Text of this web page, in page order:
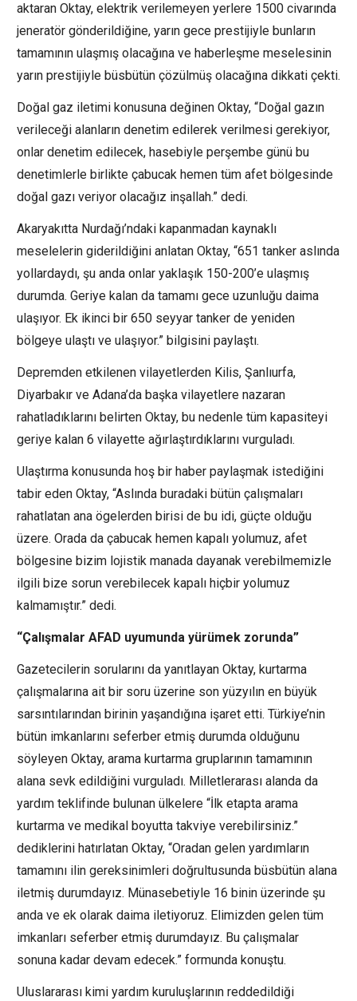
aktaran Oktay, elektrik verilemeyen yerlere 1500 civarında
jeneratör gönderildiğine, yarın gece prestijiyle bunların
tamamının ulaşmış olacağına ve haberleşme meselesinin
yarın prestijiyle büsbütün çözülmüş olacağına dikkati çekti.
Doğal gaz iletimi konusuna değinen Oktay, “Doğal gazın
verileceği alanların denetim edilerek verilmesi gerekiyor,
onlar denetim edilecek, hasebiyle perşembe günü bu
denetimlerle birlikte çabucak hemen tüm afet bölgesinde
doğal gazı veriyor olacağız inşallah.” dedi.
Akaryakıtta Nurdağı’ndaki kapanmadan kaynaklı
meselelerin giderildiğini anlatan Oktay, “651 tanker aslında
yollardaydı, şu anda onlar yaklaşık 150-200’e ulaşmış
durumda. Geriye kalan da tamamı gece uzunluğu daima
ulaşıyor. Ek ikinci bir 650 seyyar tanker de yeniden
bölgeye ulaştı ve ulaşıyor.” bilgisini paylaştı.
Depremden etkilenen vilayetlerden Kilis, Şanlıurfa,
Diyarbakır ve Adana’da başka vilayetlere nazaran
rahatladıklarını belirten Oktay, bu nedenle tüm kapasiteyi
geriye kalan 6 vilayette ağırlaştırdıklarını vurguladı.
Ulaştırma konusunda hoş bir haber paylaşmak istediğini
tabir eden Oktay, “Aslında buradaki bütün çalışmaları
rahatlatan ana ögelerden birisi de bu idi, güçte olduğu
üzere. Orada da çabucak hemen kapalı yolumuz, afet
bölgesine bizim lojistik manada dayanak verebilmemizle
ilgili bize sorun verebilecek kapalı hiçbir yolumuz
kalmamıştır.” dedi.
“Çalışmalar AFAD uyumunda yürümek zorunda”
Gazetecilerin sorularını da yanıtlayan Oktay, kurtarma
çalışmalarına ait bir soru üzerine son yüzyılın en büyük
sarsıntılarından birinin yaşandığına işaret etti. Türkiye’nin
bütün imkanlarını seferber etmiş durumda olduğunu
söyleyen Oktay, arama kurtarma gruplarının tamamının
alana sevk edildiğini vurguladı. Milletlerarası alanda da
yardım teklifinde bulunan ülkelere “İlk etapta arama
kurtarma ve medikal boyutta takviye verebilirsiniz.”
dediklerini hatırlatan Oktay, “Oradan gelen yardımların
tamamını ilin gereksinimleri doğrultusunda büsbütün alana
iletmiş durumdayız. Münasebetiyle 16 binin üzerinde şu
anda ve ek olarak daima iletiyoruz. Elimizden gelen tüm
imkanları seferber etmiş durumdayız. Bu çalışmalar
sonuna kadar devam edecek.” formunda konuştu.
Uluslararası kimi yardım kuruluşlarının reddedildiği